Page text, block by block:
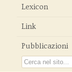
Lexicon
Link
Pubblicazioni